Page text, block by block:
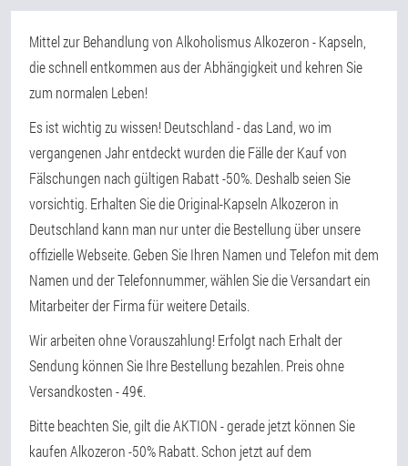
Mittel zur Behandlung von Alkoholismus Alkozeron - Kapseln,
die schnell entkommen aus der Abhängigkeit und kehren Sie
zum normalen Leben!
Es ist wichtig zu wissen! Deutschland - das Land, wo im
vergangenen Jahr entdeckt wurden die Fälle der Kauf von
Fälschungen nach gültigen Rabatt -50%. Deshalb seien Sie
vorsichtig. Erhalten Sie die Original-Kapseln Alkozeron in
Deutschland kann man nur unter die Bestellung über unsere
offizielle Webseite. Geben Sie Ihren Namen und Telefon mit dem
Namen und der Telefonnummer, wählen Sie die Versandart ein
Mitarbeiter der Firma für weitere Details.
Wir arbeiten ohne Vorauszahlung! Erfolgt nach Erhalt der
Sendung können Sie Ihre Bestellung bezahlen. Preis ohne
Versandkosten - 49€.
Bitte beachten Sie, gilt die AKTION - gerade jetzt können Sie
kaufen Alkozeron -50% Rabatt. Schon jetzt auf dem